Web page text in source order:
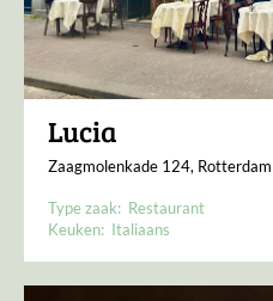
Lucia
Zaagmolenkade 124, Rotterdam
Type zaak: Restaurant
Keuken: Italiaans